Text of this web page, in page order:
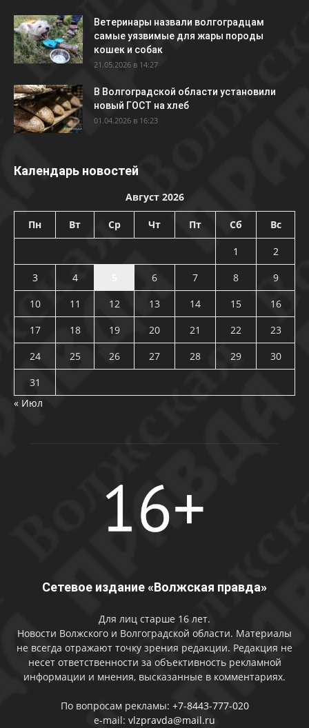
Ветеринары назвали волгоградцам
самые уязвимые для жары породы
кошек и собак
21.05.2026 в 14:27
В Волгоградской области установили
новый ГОСТ на хлеб
01.04.2026 в 16:23
Календарь новостей
Август 2026
Пн Вт Ср Чт Пт Сб Вс
1
2
3
4 6 7 8
9
10
11 12 13 14 15
16
17
18 19 20 21 22
23
24
25 26 27 28 29
30
31
« Июл
Сетевое издание «Волжская правда»
Для лиц старше 16 лет.
Новости Волжского и Волгоградской области. Материалы
не всегда отражают точку зрения редакции. Редакция не
несет ответственности за объективность рекламной
информации и мнения, высказанные в комментариях.
По вопросам рекламы: +7-8443-777-020
e-mail: vlzpravda@mail.ru